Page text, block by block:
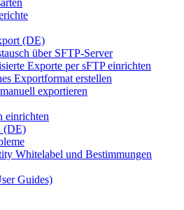
(DE)
über SFTP-Server
Exporte per sFTP einrichten
Exportformat erstellen
exportieren
einrichten
(DE)
Whitelabel und Bestimmungen
Guides)